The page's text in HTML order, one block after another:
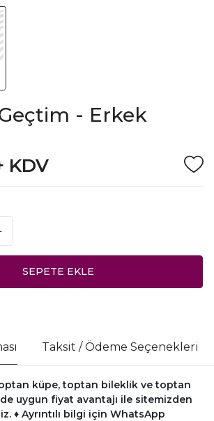
- Erkek
KDV
SEPETE EKLE
Taksit / Ödeme Seçenekleri
küpe, toptan bileklik ve toptan
uygun fiyat avantajı ile sitemizden
♦ Ayrıntılı bilgi için WhatsApp